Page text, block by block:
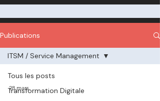
Publications
Tous les posts
Transformation Digitale
ITSM / Service Management
28 mars